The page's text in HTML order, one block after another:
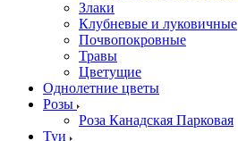
Злаки
Клубневые и луковичные
Почвопокровные
Травы
Цветущие
Однолетние цветы
Розы
Роза Канадская Парковая
Туи